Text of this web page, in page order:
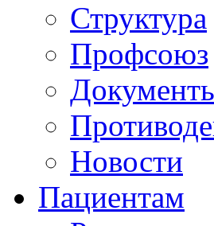
Структура
Профсоюз
Новости
Пациентам